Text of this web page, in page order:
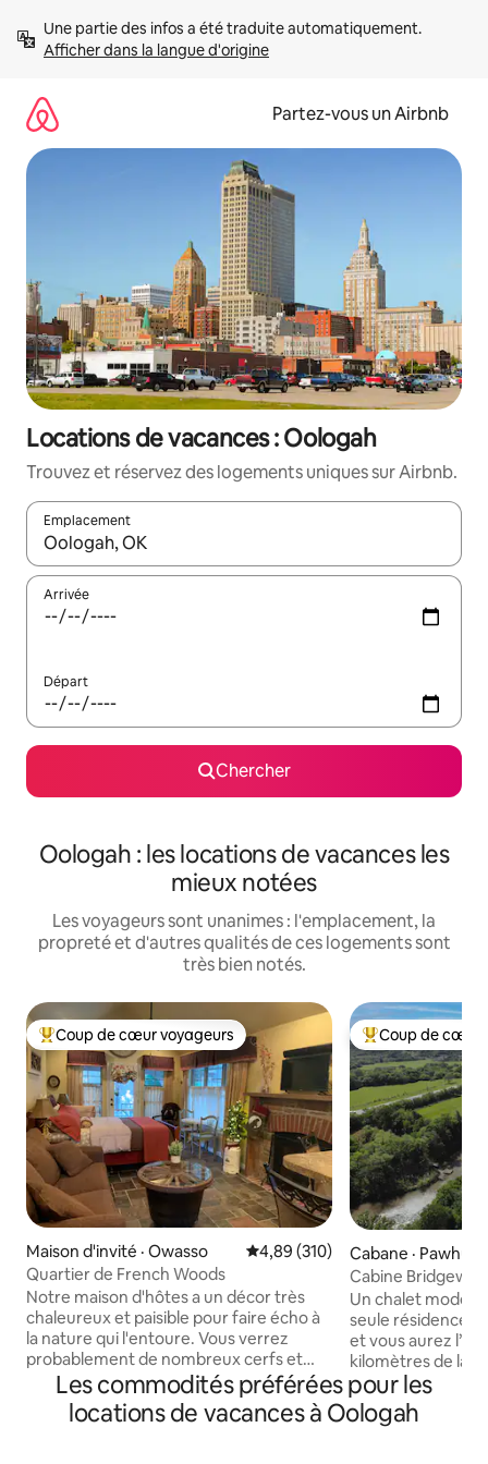
directement
Afficher dans la langue d'origine
Partez-vous un Airbnb
Locations de vacances : Oologah
Trouvez et réservez des logements uniques sur Airbnb.
Emplacement
Quand les résultats sont affichés, parcourez-les en utilisant
Arrivée
Départ
Chercher
Oologah : les locations de vacances les
mieux notées
Les voyageurs sont unanimes : l'emplacement, la
propreté et d'autres qualités de ces logements sont
très bien notés.
Coup de cœur voyageurs parmi les plus aimés
Coup de cœur voyageurs
Maison d'invité · Owasso Note moyenne de 4,89 sur 5,
4,89 (310)
Quartier de French Woods
Notre maison d'hôtes a un décor très
chaleureux et paisible pour faire écho à
la nature qui l'entoure. Vous verrez
probablement de nombreux cerfs et
autres animaux sauvages depuis
l'immense porche arrière couvert tout
en profitant d'un repas cuisiné dans
Coup de cœur
Coup de cœur
Cabane ·
Cabine
(moderne/privée/
ville!)
Un chalet
seule résidence
et vous aurez
kilomètres de la
en voiture du
Détendez-vous
320 pieds carrés
Les commodités préférées pour les
locations de vacances à Oologah